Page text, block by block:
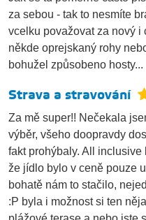
za sebou - tak to nesmíte
vcelku považovat za nový i
někde oprejskaný rohy
bohužel způsobeno hosty...
Strava a stravování
Za mě super!! Nečekala
výběr, všeho doopravdy
fakt prohýbaly. All
že jídlo bylo v ceně pouze
bohatě nám to stačilo,
:P byla i možnost si ten